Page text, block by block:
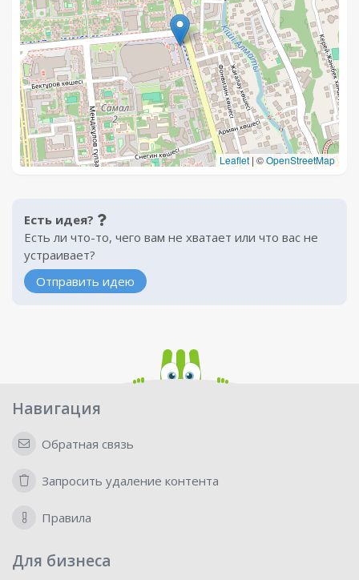
Leaflet | ©OpenStreetMap
Есть идея?
Есть ли что-то, чего вам не хватает или что вас не
устраивает?
Отправить идею
Навигация
Обратная связь
Запросить удаление контента
Правила
Для бизнеса